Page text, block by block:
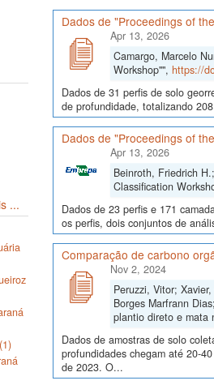
...
Dados de "Proceedings of
Apr 13, 2026
Camargo, Marcelo
Workshop"", https://
Dados de 31 perfis de solo
de profundidade, totalizando
Dados de "Proceedings of
Apr 13, 2026
Beinroth, Friedrich
Classification
Dados de 23 perfis e 171
os perfis, dois conjuntos de
Comparação de carbono
Nov 2, 2024
Peruzzi, Vitor;
Borges Marfrann
plantio direto e mata
Dados de amostras de solo
profundidades chegam até 20-
de 2023. O...